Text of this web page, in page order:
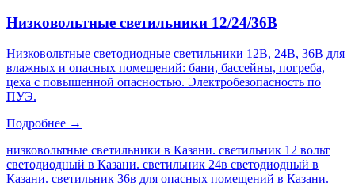
Низковольтные светильники 12/24/36В
Низковольтные светодиодные светильники 12В, 24В, 36В для
влажных и опасных помещений: бани, бассейны, погреба,
цеха с повышенной опасностью. Электробезопасность по
ПУЭ.
Подробнее →
низковольтные светильники в Казани. светильник 12 вольт
светодиодный в Казани. светильник 24в светодиодный в
Казани. светильник 36в для опасных помещений в Казани.